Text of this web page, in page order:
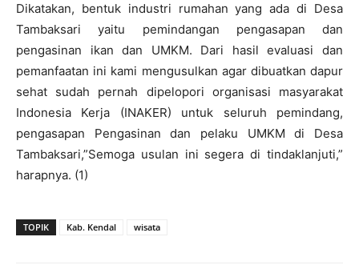
Dikatakan, bentuk industri rumahan yang ada di Desa
Tambaksari yaitu pemindangan pengasapan dan
pengasinan ikan dan UMKM. Dari hasil evaluasi dan
pemanfaatan ini kami mengusulkan agar dibuatkan dapur
sehat sudah pernah dipelopori organisasi masyarakat
Indonesia Kerja (INAKER) untuk seluruh pemindang,
pengasapan Pengasinan dan pelaku UMKM di Desa
Tambaksari,”Semoga usulan ini segera di tindaklanjuti,”
harapnya. (1)
TOPIK Kab. Kendal wisata